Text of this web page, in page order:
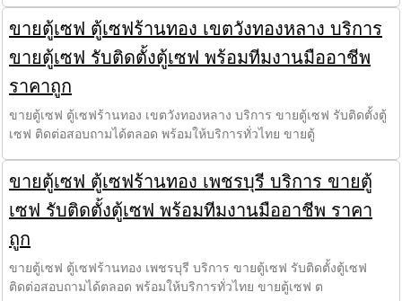
ขายตู้เซฟ ตู้เซฟร้านทอง เขตวังทองหลาง บริการ
ขายตู้เซฟ รับติดตั้งตู้เซฟ พร้อมทีมงานมืออาชีพ
ราคาถูก
ขายตู้เซฟ ตู้เซฟร้านทอง เขตวังทองหลาง บริการ ขายตู้เซฟ รับติดตั้งตู้
เซฟ ติดต่อสอบถามได้ตลอด พร้อมให้บริการทั่วไทย ขายตู้
ขายตู้เซฟ ตู้เซฟร้านทอง เพชรบุรี บริการ ขายตู้
เซฟ รับติดตั้งตู้เซฟ พร้อมทีมงานมืออาชีพ ราคา
ถูก
ขายตู้เซฟ ตู้เซฟร้านทอง เพชรบุรี บริการ ขายตู้เซฟ รับติดตั้งตู้เซฟ
ติดต่อสอบถามได้ตลอด พร้อมให้บริการทั่วไทย ขายตู้เซฟ ต